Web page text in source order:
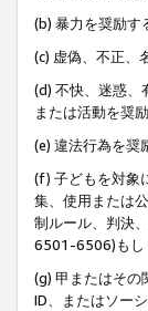
(b) 暴力を奨励す
(c) 虚偽、不正、
(d) 不快、迷惑、
または活動を奨
(e) 違法行為を奨
(f) 子どもを対象
集、使用または
制ルール、判決
6501-6506)もし
(g) 甲またはその
ID、またはソー